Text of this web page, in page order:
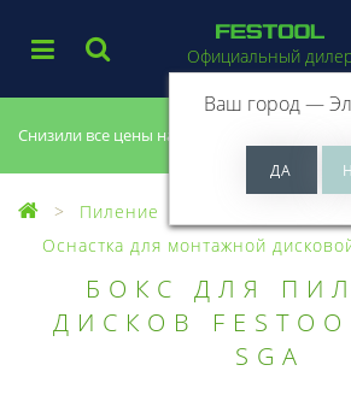
Снизили все цены на 20%, успей купить!
Официальный
Ваш город —
Пиление
Оснастка для монтажной
БОКС ДЛЯ
ДИСКОВ
SGA